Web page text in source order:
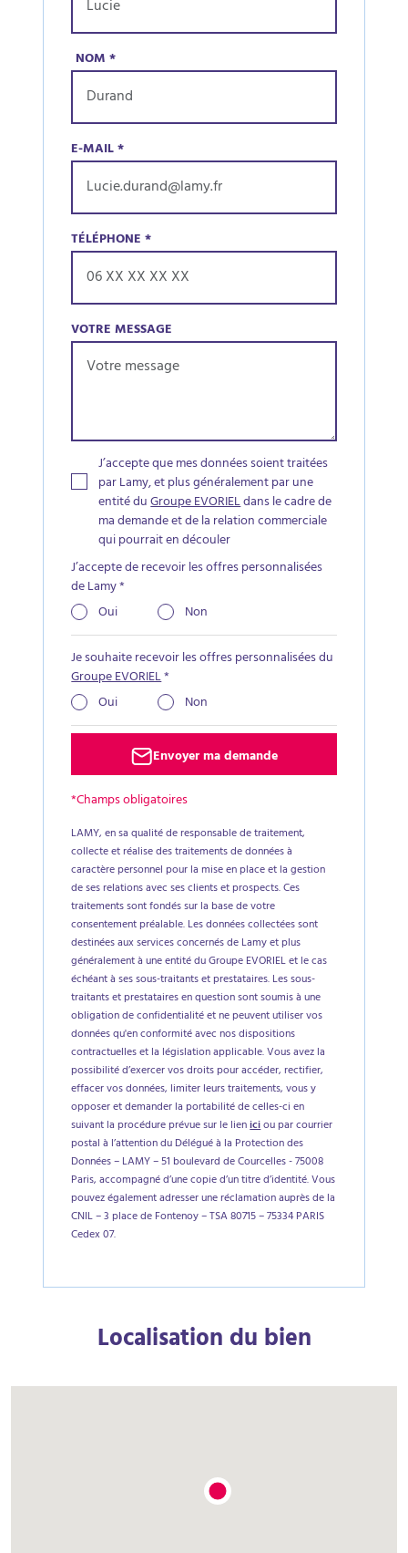
NOM*
E-MAIL*
TÉLÉPHONE*
VOTRE MESSAGE
J’accepte que mes données soient traitées
par Lamy, et plus généralement par une
entité duGroupe EVORIELdans le cadre de
ma demande et de la relation commerciale
qui pourrait en découler
J’accepte de recevoir les offres personnalisées
de Lamy*
Oui
Non
Je souhaite recevoir les offres personnalisées du
Groupe EVORIEL*
Oui
Non
Envoyer ma demande
*Champs obligatoires
LAMY, en sa qualité de responsable de traitement,
collecte et réalise des traitements de données à
caractère personnel pour la mise en place et la gestion
de ses relations avec ses clients et prospects. Ces
traitements sont fondés sur la base de votre
consentement préalable. Les données collectées sont
destinées aux services concernés de Lamy et plus
généralement à une entité du Groupe EVORIEL et le cas
échéant à ses sous-traitants et prestataires. Les sous-
traitants et prestataires en question sont soumis à une
obligation de confidentialité et ne peuvent utiliser vos
données qu'en conformité avec nos dispositions
contractuelles et la législation applicable. Vous avez la
possibilité d’exercer vos droits pour accéder, rectifier,
effacer vos données, limiter leurs traitements, vous y
opposer et demander la portabilité de celles-ci en
suivant la procédure prévue sur le lieniciou par courrier
postal à l’attention du Délégué à la Protection des
Données – LAMY – 51 boulevard de Courcelles - 75008
Paris, accompagné d’une copie d’un titre d’identité. Vous
pouvez également adresser une réclamation auprès de la
CNIL – 3 place de Fontenoy – TSA 80715 – 75334 PARIS
Cedex 07.
Localisation du bien